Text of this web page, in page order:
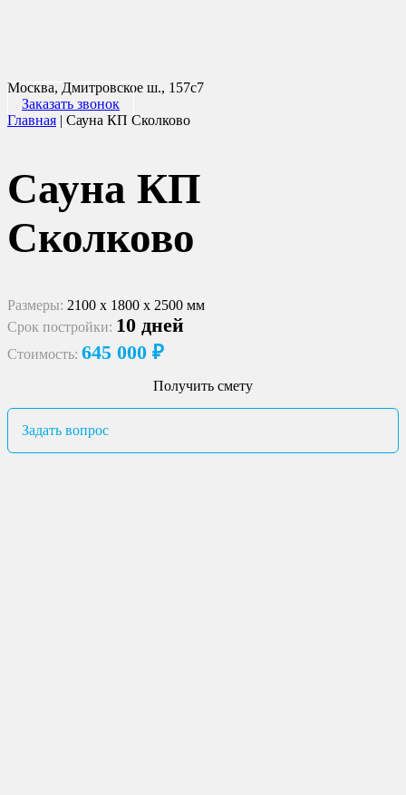
Москва, Дмитровское ш., 157с7
Заказать звонок
Главная | Сауна КП Сколково
Сауна КП
Сколково
Размеры: 2100 х 1800 х 2500 мм
Срок постройки: 10 дней
Стоимость: 645 000 ₽
Получить смету
Задать вопрос